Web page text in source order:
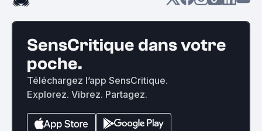
SensCritique dans votre
poche.
Téléchargez l’app SensCritique.
Explorez. Vibrez. Partagez.